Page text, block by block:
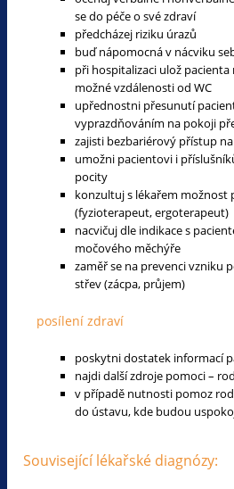
se do péče o své zdraví
předcházej riziku úrazů
buď nápomocná v nácviku
při hospitalizaci ulož
možné vzdálenosti od WC
upřednostni přesunutí
vyprazdňováním na pokoji
zajisti bezbariérový přístup
umožni pacientovi i
pocity
konzultuj s lékařem možnost
(fyzioterapeut, ergoterapeut)
nacvičuj dle indikace s
močového měchýře
zaměř se na prevenci vzniku
střev (zácpa, průjem)
posílení zdraví
poskytni dostatek informací
najdi další zdroje pomoci –
v případě nutnosti pomoz
do ústavu, kde budou
Související lékařské diagnózy: